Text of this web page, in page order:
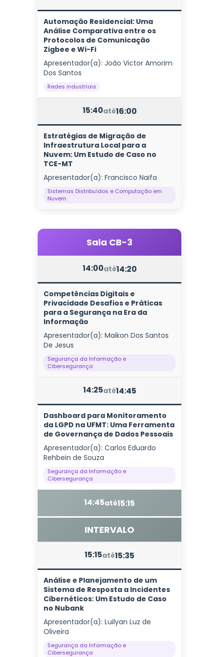
Automação Residencial: Uma
Análise Comparativa entre os
Protocolos de Comunicação
Zigbee e Wi-Fi
Apresentador(a): João Victor Amorim
Dos Santos
Redes industriais
15:40até16:00
Estratégias de Migração de
Infraestrutura Local para a
Nuvem: Um Estudo de Caso no
TCE-MT
Apresentador(a): Francisco Naifa
Sistemas Distribuídos e Computação em
Nuvem
Sala CB-3
14:00até14:20
Competências Digitais e
Privacidade Desafios e Práticas
para a Segurança na Era da
Informação
Apresentador(a): Maikon Dos Santos
De Jesus
Segurança da Informação e
Cibersegurança
14:25até14:45
Dashboard para Monitoramento
da LGPD na UFMT: Uma Ferramenta
de Governança de Dados Pessoais
Apresentador(a): Carlos Eduardo
Rehbein de Souza
Segurança da Informação e
Cibersegurança
14:45até15:15
INTERVALO
15:15até15:35
Análise e Planejamento de um
Sistema de Resposta a Incidentes
Cibernéticos: Um Estudo de Caso
no Nubank
Apresentador(a): Luilyan Luz de
Oliveira
Segurança da Informação e
Cibersegurança